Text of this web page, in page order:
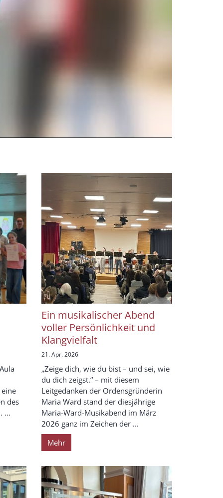
des
...
Ein musikalischer Abend
voller Persönlichkeit und
Klangvielfalt
21. Apr. 2026
„Zeige dich, wie du bist – und sei, wie
du dich zeigst.“ – mit diesem
Leitgedanken der Ordensgründerin
Maria Ward stand der diesjährige
Maria-Ward-Musikabend im März
2026 ganz im Zeichen der ...
Mehr